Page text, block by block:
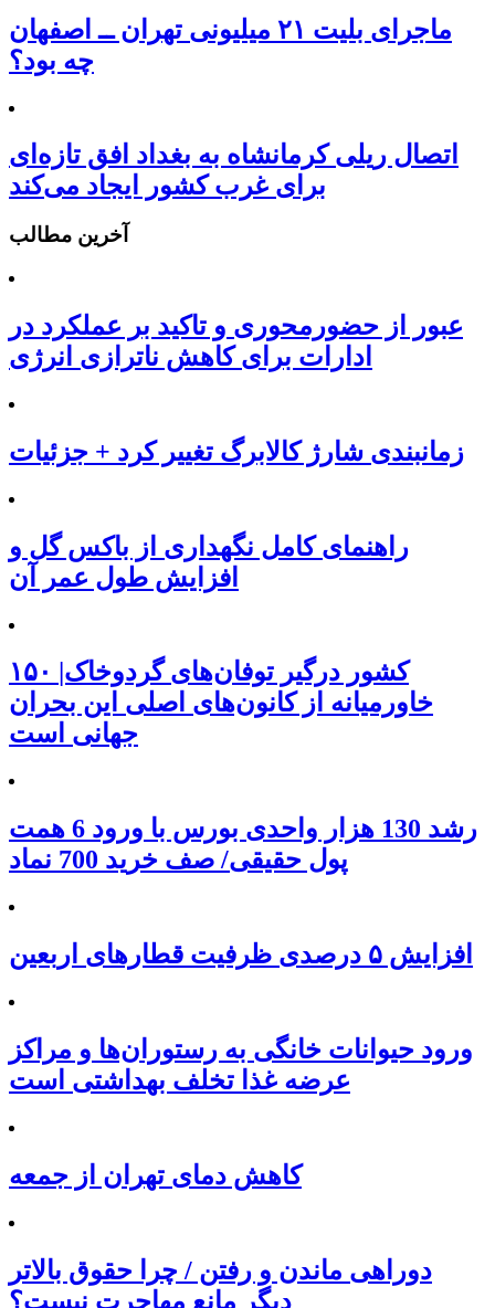
ماجرای بلیت ۲۱ میلیونی تهران ــ اصفهان
چه بود؟
اتصال ریلی کرمانشاه به بغداد افق تازه‌ای
برای غرب کشور ایجاد می‌کند
آخرین مطالب
عبور از حضورمحوری و تاکید بر عملکرد در
ادارات برای کاهش ناترازی انرژی
زمانبندی شارژ کالابرگ تغییر کرد + جزئیات
راهنمای کامل نگهداری از باکس گل و
افزایش طول عمر آن
۱۵۰ کشور درگیر توفان‌های گردوخاک|
خاورمیانه از کانون‌های اصلی این بحران
جهانی است
رشد 130 هزار واحدی بورس با ورود 6 همت
پول حقیقی/ صف خرید 700 نماد
افزایش ۵ درصدی ظرفیت قطارهای اربعین
ورود حیوانات خانگی به رستوران‌ها و مراکز
عرضه غذا تخلف بهداشتی است
کاهش دمای تهران از جمعه
دوراهی ماندن و رفتن / چرا حقوق بالاتر
دیگر مانع مهاجرت نیست؟